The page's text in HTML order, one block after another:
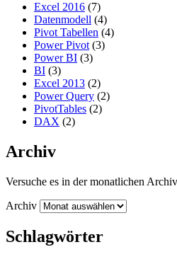
Excel 2016 (7)
Datenmodell (4)
Pivot Tabellen (4)
Power Pivot (3)
Power BI (3)
BI (3)
Excel 2013 (2)
Power Query (2)
PivotTables (2)
DAX (2)
Archiv
Versuche es in der monatlichen
Archiv
Schlagwörter